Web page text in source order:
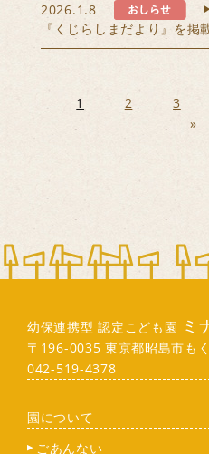
2026.1.8
『くじらしまだより』を掲
1 2 3
»
幼保連携型 認定こども園 ミ
〒196-0035 東京都昭島市も
042-519-4378
園について
ごあんない